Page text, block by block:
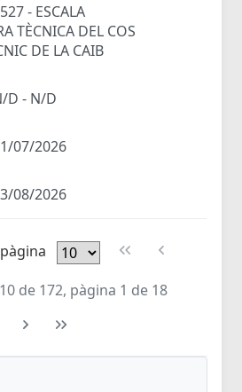
- ESCALA
TÈCNICA DEL COS
DE LA CAIB
D - N/D
07/2026
08/2026
de 172, pàgina 1 de 18